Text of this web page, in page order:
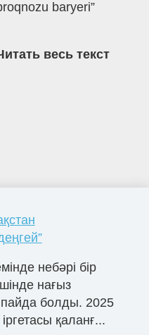
baryeri”
весь текст
небәрі бір
нағыз
болды. 2025
қаланғ...